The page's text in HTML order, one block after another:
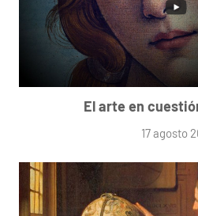
El arte en
17 agosto